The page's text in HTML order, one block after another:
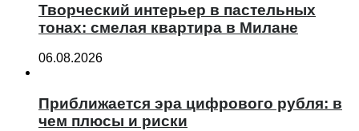
Творческий интерьер в пастельных
тонах: смелая квартира в Милане
06.08.2026
Приближается эра цифрового рубля: в
чем плюсы и риски